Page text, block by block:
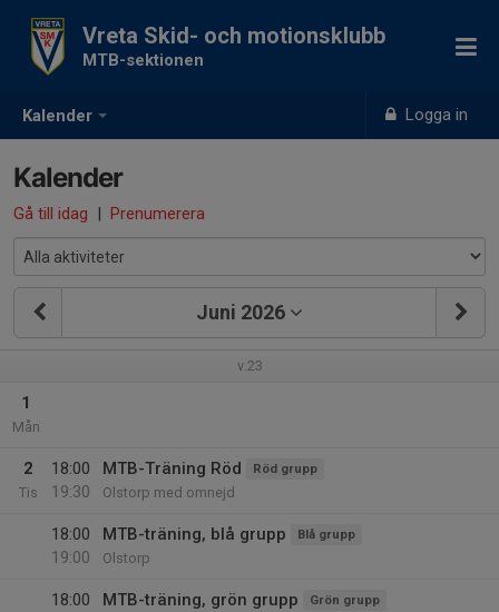
Kalender Logga in
Vreta Skid- och motionsklubb
MTB-sektionen
Kalender
Gå till idag | Prenumerera
Juni 2026
v.23
1
Mån
2
Tis
18:00
19:30
MTB-Träning Röd Röd grupp
Olstorp med omnejd
18:00
19:00
MTB-träning, blå grupp Blå grupp
Olstorp
18:00
MTB-träning, grön grupp Grön grupp